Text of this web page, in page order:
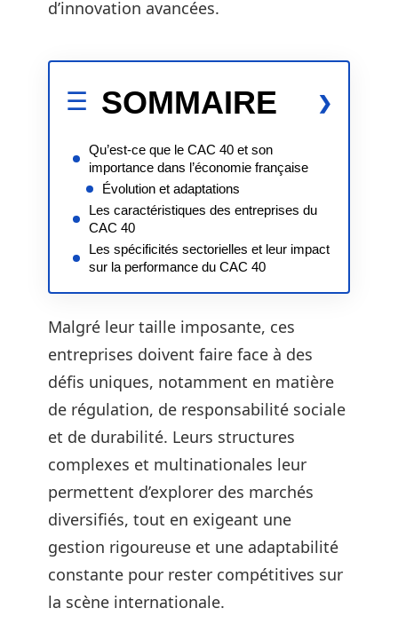
d’innovation avancées.
SOMMAIRE
Qu’est-ce que le CAC 40 et son
importance dans l’économie française
Évolution et adaptations
Les caractéristiques des entreprises du
CAC 40
Les spécificités sectorielles et leur impact
sur la performance du CAC 40
Malgré leur taille imposante, ces
entreprises doivent faire face à des
défis uniques, notamment en matière
de régulation, de responsabilité sociale
et de durabilité. Leurs structures
complexes et multinationales leur
permettent d’explorer des marchés
diversifiés, tout en exigeant une
gestion rigoureuse et une adaptabilité
constante pour rester compétitives sur
la scène internationale.